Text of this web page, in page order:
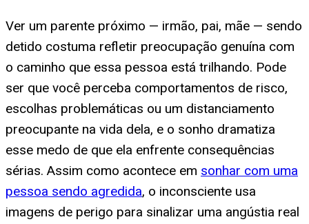
Ver um parente próximo — irmão, pai, mãe — sendo
detido costuma refletir preocupação genuína com
o caminho que essa pessoa está trilhando. Pode
ser que você perceba comportamentos de risco,
escolhas problemáticas ou um distanciamento
preocupante na vida dela, e o sonho dramatiza
esse medo de que ela enfrente consequências
sérias. Assim como acontece em sonhar com uma
pessoa sendo agredida, o inconsciente usa
imagens de perigo para sinalizar uma angústia real